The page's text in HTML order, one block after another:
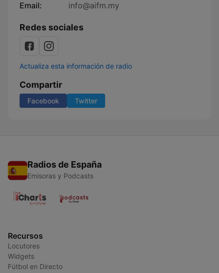
Email:
info@aifm.my
Redes sociales
Actualiza esta información de radio
Compartir
Facebook Twitter
Radios de España
Emisoras y Podcasts
Recursos
Locutores
Widgets
Fútbol en Directo